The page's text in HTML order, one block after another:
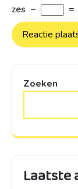
zes − =
Zoeken
Laatste